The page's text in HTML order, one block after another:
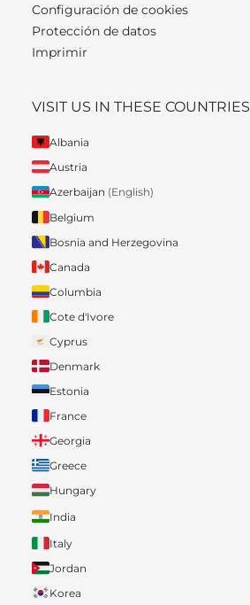
Configuración de cookies
Protección de datos
Imprimir
VISIT US IN THESE COUNTRIES
Albania
Austria
Azerbaijan (English)
Belgium
Bosnia and Herzegovina
Canada
Columbia
Cote d'Ivore
Cyprus
Denmark
Estonia
France
Georgia
Greece
Hungary
India
Italy
Jordan
Korea